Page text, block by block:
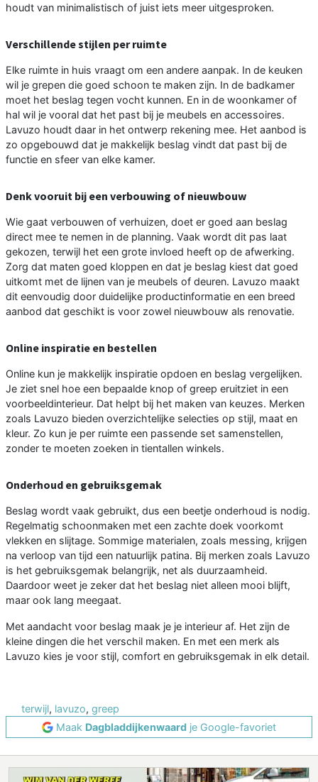
houdt van minimalistisch of juist iets meer uitgesproken.
Verschillende stijlen per ruimte
Elke ruimte in huis vraagt om een andere aanpak. In de keuken
wil je grepen die goed schoon te maken zijn. In de badkamer
moet het beslag tegen vocht kunnen. En in de woonkamer of
hal wil je vooral dat het past bij je meubels en accessoires.
Lavuzo houdt daar in het ontwerp rekening mee. Het aanbod is
zo opgebouwd dat je makkelijk beslag vindt dat past bij de
functie en sfeer van elke kamer.
Denk vooruit bij een verbouwing of nieuwbouw
Wie gaat verbouwen of verhuizen, doet er goed aan beslag
direct mee te nemen in de planning. Vaak wordt dit pas laat
gekozen, terwijl het een grote invloed heeft op de afwerking.
Zorg dat maten goed kloppen en dat je beslag kiest dat goed
uitkomt met de lijnen van je meubels of deuren. Lavuzo maakt
dit eenvoudig door duidelijke productinformatie en een breed
aanbod dat geschikt is voor zowel nieuwbouw als renovatie.
Online inspiratie en bestellen
Online kun je makkelijk inspiratie opdoen en beslag vergelijken.
Je ziet snel hoe een bepaalde knop of greep eruitziet in een
voorbeeldinterieur. Dat helpt bij het maken van keuzes. Merken
zoals Lavuzo bieden overzichtelijke selecties op stijl, maat en
kleur. Zo kun je per ruimte een passende set samenstellen,
zonder te moeten zoeken in tientallen winkels.
Onderhoud en gebruiksgemak
Beslag wordt vaak gebruikt, dus een beetje onderhoud is nodig.
Regelmatig schoonmaken met een zachte doek voorkomt
vlekken en slijtage. Sommige materialen, zoals messing, krijgen
na verloop van tijd een natuurlijk patina. Bij merken zoals Lavuzo
is het gebruiksgemak belangrijk, net als duurzaamheid.
Daardoor weet je zeker dat het beslag niet alleen mooi blijft,
maar ook lang meegaat.
Met aandacht voor beslag maak je je interieur af. Het zijn de
kleine dingen die het verschil maken. En met een merk als
Lavuzo kies je voor stijl, comfort en gebruiksgemak in elk detail.
terwijl, lavuzo, greep
Maak Dagbladdijkenwaard je Google-favoriet